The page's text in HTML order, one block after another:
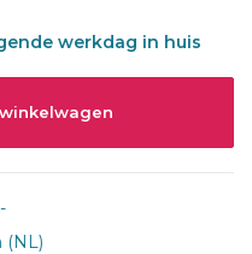
werkdag in huis
(NL)